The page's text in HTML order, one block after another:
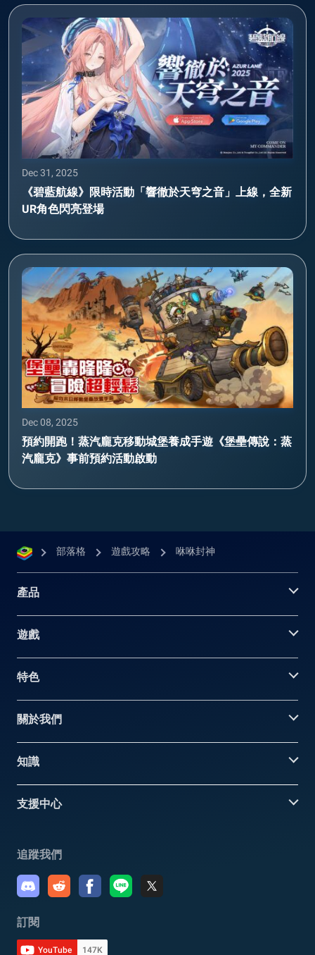
Dec 31, 2025
《碧藍航線》限時活動「響徹於天穹之音」上線，全新
UR角色閃亮登場
Dec 08, 2025
預約開跑！蒸汽龐克移動城堡養成手遊《堡壘傳說：蒸
汽龐克》事前預約活動啟動
部落格 遊戲攻略 咻咻封神
產品
遊戲
特色
關於我們
知識
支援中心
追蹤我們
訂閱
YouTube 147K